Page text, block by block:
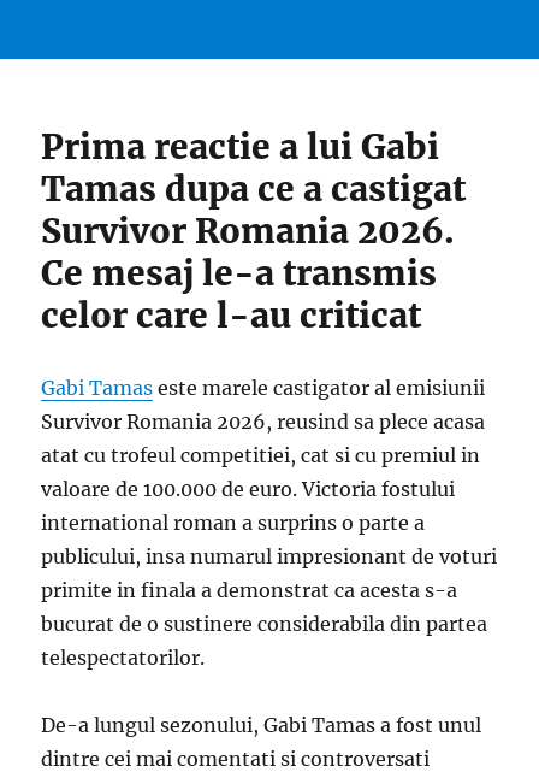
Prima reactie a lui Gabi
Tamas dupa ce a castigat
Survivor Romania 2026.
Ce mesaj le-a transmis
celor care l-au criticat
Gabi Tamas este marele castigator al emisiunii
Survivor Romania 2026, reusind sa plece acasa
atat cu trofeul competitiei, cat si cu premiul in
valoare de 100.000 de euro. Victoria fostului
international roman a surprins o parte a
publicului, insa numarul impresionant de voturi
primite in finala a demonstrat ca acesta s-a
bucurat de o sustinere considerabila din partea
telespectatorilor.
De-a lungul sezonului, Gabi Tamas a fost unul
dintre cei mai comentati si controversati